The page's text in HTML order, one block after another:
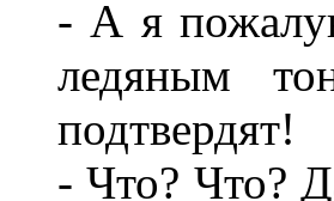
- А я
ледяным
подтвердят!
- Что? Что?